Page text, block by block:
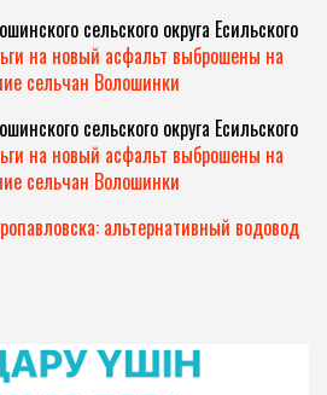
сельского округа Есильского
на новый асфальт выброшены на
сельчан Волошинки
сельского округа Есильского
на новый асфальт выброшены на
сельчан Волошинки
альтернативный водовод